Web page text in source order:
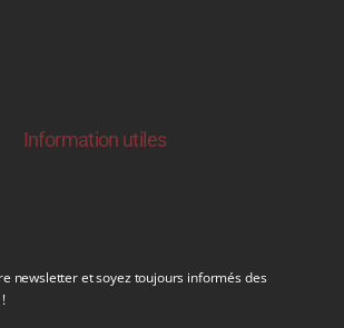
Information utiles
newsletter et soyez toujours informés des